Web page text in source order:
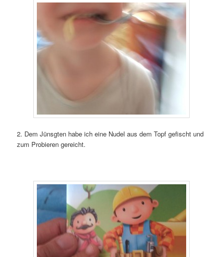
2. Dem Jünsgten habe ich eine Nudel aus dem Topf gefischt und
zum Probieren gereicht.